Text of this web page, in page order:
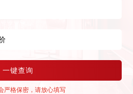
一键查询
严格保密，请放心填写